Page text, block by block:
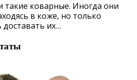
такие коварные. Иногда они
в коже, но только
доставать их…